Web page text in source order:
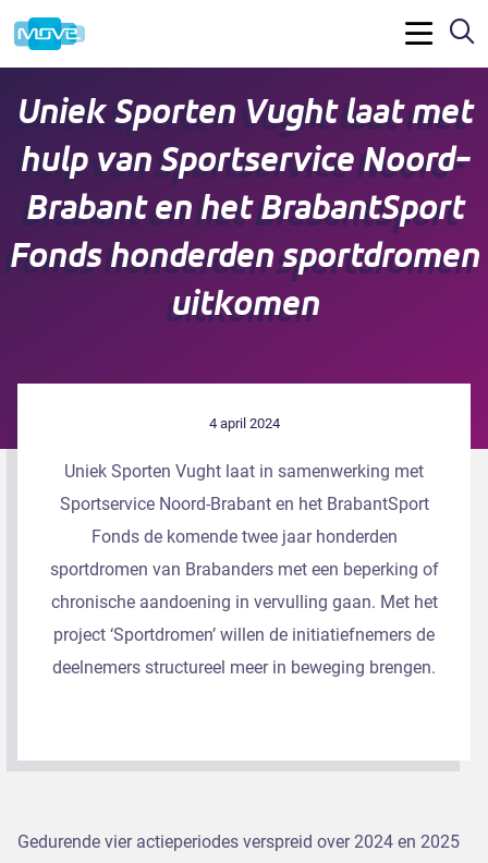
Uniek Sporten Vught laat met
hulp van Sportservice Noord-
Brabant en het BrabantSport
Fonds honderden sportdromen
uitkomen
4 april 2024
Uniek Sporten Vught laat in samenwerking met
Sportservice Noord-Brabant en het BrabantSport
Fonds de komende twee jaar honderden
sportdromen van Brabanders met een beperking of
chronische aandoening in vervulling gaan. Met het
project ‘Sportdromen’ willen de initiatiefnemers de
deelnemers structureel meer in beweging brengen.
Gedurende vier actieperiodes verspreid over 2024 en 2025